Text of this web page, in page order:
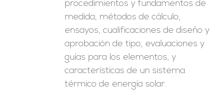
procedimientos y fundamentos de
medida, métodos de cálculo,
ensayos, cualificaciones de diseño y
aprobación de tipo, evaluaciones y
guías para los elementos, y
características de un sistema
térmico de energía solar.